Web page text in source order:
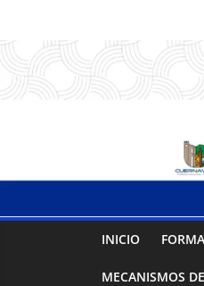
contenido
.:
S
P
AINICIO
MECANISMOS